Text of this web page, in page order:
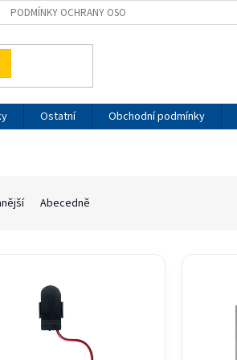
PODMÍNKY OCHRANY OSOBNÍCH ÚDAJŮ
Ostatní Obchodní podmínky
Abecedně